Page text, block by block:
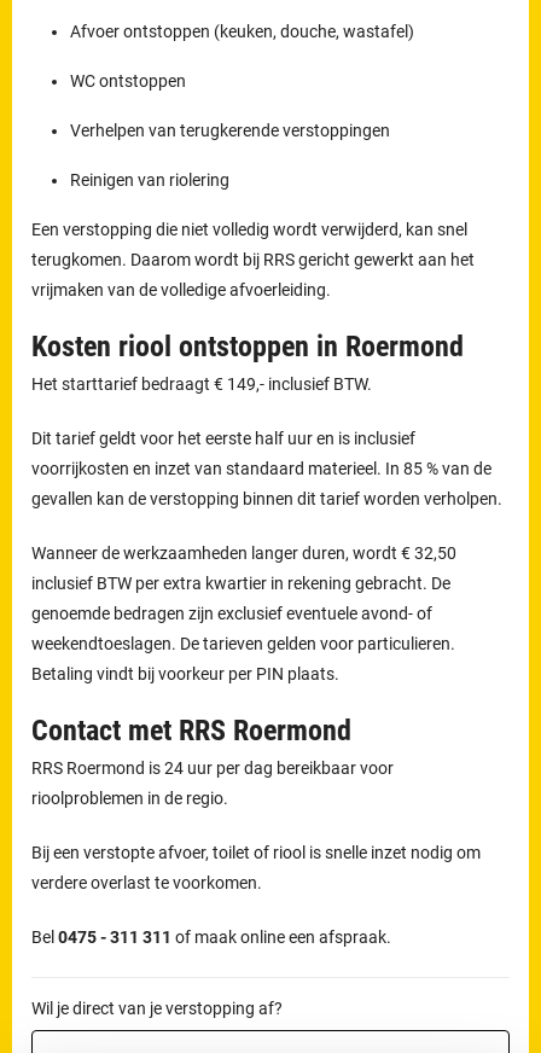
Afvoer ontstoppen (keuken, douche, wastafel)
WC ontstoppen
Verhelpen van terugkerende verstoppingen
Reinigen van riolering
Een verstopping die niet volledig wordt verwijderd, kan snel
terugkomen. Daarom wordt bij RRS gericht gewerkt aan het
vrijmaken van de volledige afvoerleiding.
Kosten riool ontstoppen in Roermond
Het starttarief bedraagt € 149,- inclusief BTW.
Dit tarief geldt voor het eerste half uur en is inclusief
voorrijkosten en inzet van standaard materieel. In 85 % van de
gevallen kan de verstopping binnen dit tarief worden verholpen.
Wanneer de werkzaamheden langer duren, wordt € 32,50
inclusief BTW per extra kwartier in rekening gebracht. De
genoemde bedragen zijn exclusief eventuele avond- of
weekendtoeslagen. De tarieven gelden voor particulieren.
Betaling vindt bij voorkeur per PIN plaats.
Contact met RRS Roermond
RRS Roermond is 24 uur per dag bereikbaar voor
rioolproblemen in de regio.
Bij een verstopte afvoer, toilet of riool is snelle inzet nodig om
verdere overlast te voorkomen.
Bel0475 - 311 311 of maak online een afspraak.
Wil je direct van je verstopping af?